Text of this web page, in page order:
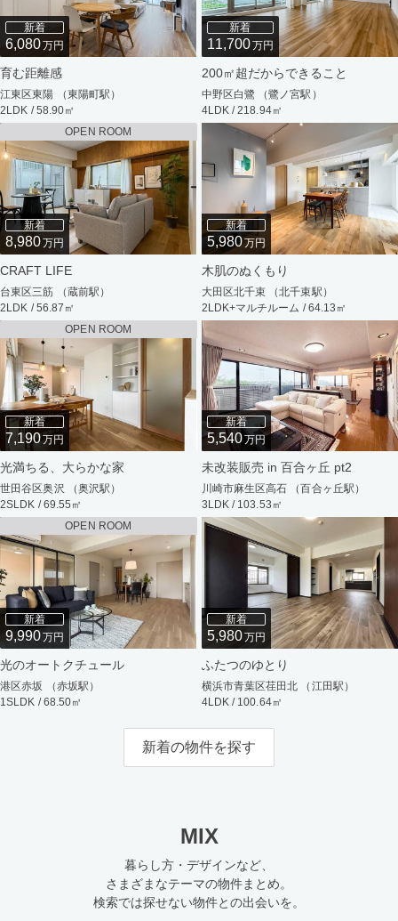
新着
6,080万円
育む距離感
江東区東陽 （東陽町駅）
2LDK / 58.90㎡
新着
11,700万円
200㎡超だからできること
中野区白鷺 （鷺ノ宮駅）
4LDK / 218.94㎡
OPEN ROOM
新着
8,980万円
CRAFT LIFE
台東区三筋 （蔵前駅）
2LDK / 56.87㎡
新着
5,980万円
木肌のぬくもり
大田区北千束 （北千束駅）
2LDK+マルチルーム / 64.13㎡
OPEN ROOM
新着
7,190万円
光満ちる、大らかな家
世田谷区奥沢 （奥沢駅）
2SLDK / 69.55㎡
新着
5,540万円
未改装販売 in 百合ヶ丘 pt2
川崎市麻生区高石 （百合ヶ丘駅）
3LDK / 103.53㎡
OPEN ROOM
新着
9,990万円
光のオートクチュール
港区赤坂 （赤坂駅）
1SLDK / 68.50㎡
新着
5,980万円
ふたつのゆとり
横浜市青葉区荏田北 （江田駅）
4LDK / 100.64㎡
新着の物件を探す
MIX
暮らし方・デザインなど、
さまざまなテーマの物件まとめ。
検索では探せない物件との出会いを。